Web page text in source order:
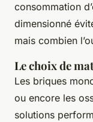
consommation
dimensionné
mais combien
Le choix de
Les briques
ou encore les
solutions